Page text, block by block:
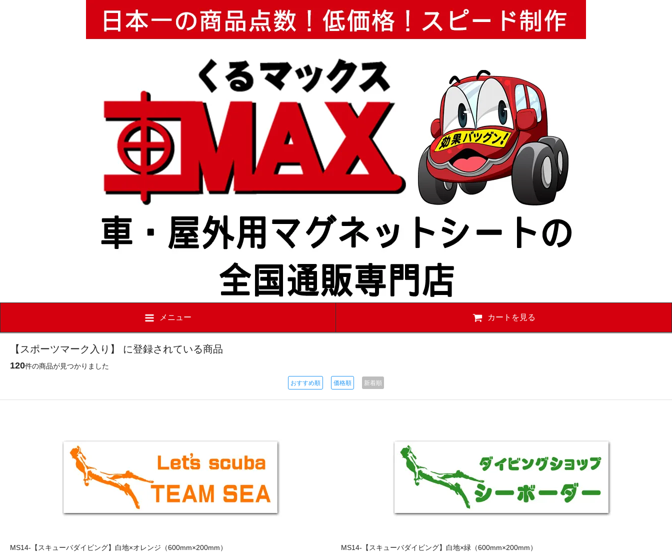
メニュー カートを見る
【スポーツマーク入り】 に登録されている商品
120件の商品が見つかりました
おすすめ順 価格順 新着順
MS14-【スキューバダイビング】白地×オレンジ（600mm×200mm）
MS14-【スキューバダイビング】白地×緑（600mm×200mm）